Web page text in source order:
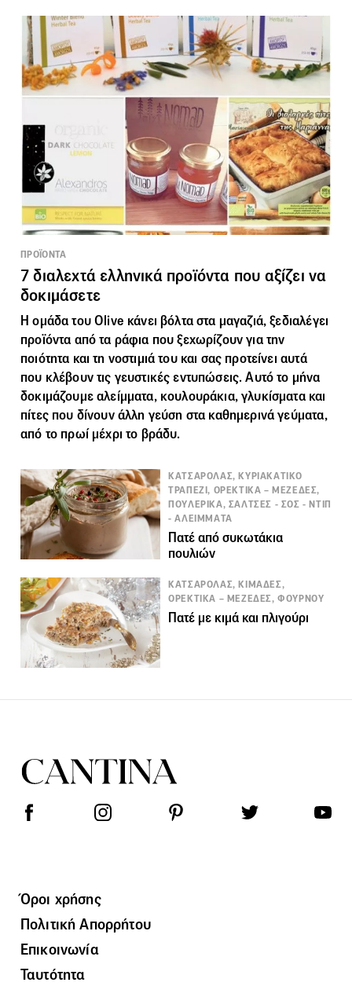
ΠΡΟΪΟΝΤΑ
7 διαλεχτά ελληνικά προϊόντα που αξίζει να
δοκιμάσετε
Η ομάδα του Olive κάνει βόλτα στα μαγαζιά, ξεδιαλέγει
προϊόντα από τα ράφια που ξεχωρίζουν για την
ποιότητα και τη νοστιμιά του και σας προτείνει αυτά
που κλέβουν τις γευστικές εντυπώσεις. Αυτό το μήνα
δοκιμάζουμε αλείμματα, κουλουράκια, γλυκίσματα και
πίτες που δίνουν άλλη γεύση στα καθημερινά γεύματα,
από το πρωί μέχρι το βράδυ.
ΚΑΤΣΑΡΟΛΑΣ, ΚΥΡΙΑΚΑΤΙΚΟ
ΤΡΑΠΕΖΙ, ΟΡΕΚΤΙΚΑ – ΜΕΖΕΔΕΣ,
ΠΟΥΛΕΡΙΚΑ, ΣΑΛΤΣΕΣ - ΣΟΣ - ΝΤΙΠ
- ΑΛΕΙΜΜΑΤΑ
Πατέ από συκωτάκια
πουλιών
ΚΑΤΣΑΡΟΛΑΣ, ΚΙΜΑΔΕΣ,
ΟΡΕΚΤΙΚΑ – ΜΕΖΕΔΕΣ, ΦΟΥΡΝΟΥ
Πατέ με κιμά και πλιγούρι
Όροι χρήσης
Πολιτική Απορρήτου
Επικοινωνία
Ταυτότητα